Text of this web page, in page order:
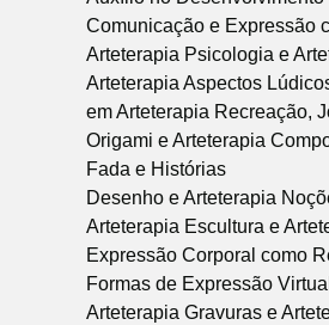
Comunicação e Expressão
Arteterapia Psicologia e
Arteterapia Aspectos
em Arteterapia Recreação,
Origami e Arteterapia
Fada e Histórias
Desenho e Arteterapia
Arteterapia Escultura e
Expressão Corporal como
Formas de Expressão
Arteterapia Gravuras e